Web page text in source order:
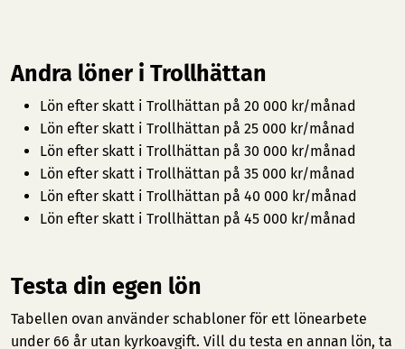
Andra löner i Trollhättan
Lön efter skatt i Trollhättan på 20 000 kr/månad
Lön efter skatt i Trollhättan på 25 000 kr/månad
Lön efter skatt i Trollhättan på 30 000 kr/månad
Lön efter skatt i Trollhättan på 35 000 kr/månad
Lön efter skatt i Trollhättan på 40 000 kr/månad
Lön efter skatt i Trollhättan på 45 000 kr/månad
Testa din egen lön
Tabellen ovan använder schabloner för ett lönearbete
under 66 år utan kyrkoavgift. Vill du testa en annan lön, ta